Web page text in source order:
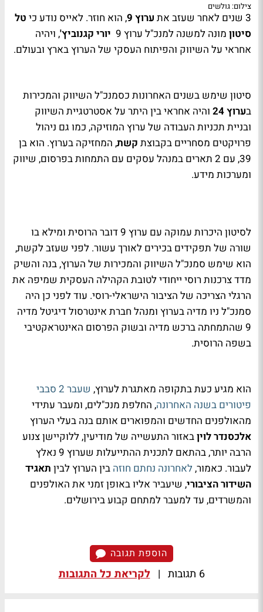
צילום: גולשים
3 שנים לאחר שעזב את ערוץ 9 , הוא חוזר. לאייס נודע כי טל
סיטון מונה למשנה למנכ"ל ערוץ 9 יורי קגנוביץ', ויהיה
אחראי על השיווק והפיתוח העסקי של הערוץ בארץ ובעולם.
סיטון שימש בשנים האחרונות כסמנכ"ל השיווק והמכירות
בערוץ 24
והיה אחראי בין היתר על אסטרטגיית השיווק
ובניית תכניות העבודה של ערוץ המוזיקה, כמו גם ניהול
פרויקטים מסחריים בקבוצת קשת, המחזיקה בערוץ. הוא בן
39, עם 2 תארים במנהל עסקים עם התמחות בפרסום, שיווק
ומערכות מידע.
לסיטון היכרות עמוקה עם ערוץ 9 דובר הרוסית ומילא בו
שורה של תפקידים בכירים לאורך עשור. לפני שעזב לקשת,
הוא שימש סמנכ"ל השיווק והמכירות של הערוץ, בנה והשיק
מדד צרכנות רוסי ייחודי לטובת הקהילה העסקית שמיפה את
הרגלי הצריכה של הציבור הישראלי-רוסי. עוד לפני כן היה
סמנכ"ל ניו מדיה בערוץ ומנהל חברת אינטרסול דיגיטל מדיה
9 שהתמחתה ברכש מדיה ובשוק הפרסום האינטראקטיבי
בשפה הרוסית.
הוא מגיע כעת בתקופה מאתגרת לערוץ,
שעבר 2 סבבי
פיטורים בשנה האחרונה, החלפת מנכ"לים, ומעבר עתידי
מהאולפנים החדשים והמפוארים אותם בנה בעלי הערוץ
אלכסנדר לויןבאזור התעשייה של מודיעין, ללוקיישן צנוע
הרבה יותר, בהתאם לתכנית ההתייעלות שערוץ 9 נאלץ
לעבור. כאמור, לאחרונה נחתם חוזה בין הערוץ לבין תאגיד
השידור הציבורי, שיעביר אליו באופן זמני את האולפנים
והמשרדים, עד למעבר למתחם קבוע בירושלים.
הוספת תגובה
6 תגובות | לקריאת כל התגובות